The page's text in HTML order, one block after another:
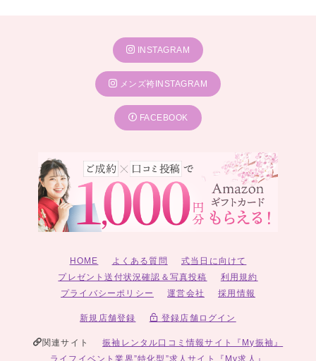
INSTAGRAM
メンズ袴INSTAGRAM
FACEBOOK
HOME よくある質問
式当日に向けて
プレゼント送付状況確認＆写真投稿
利用規約
プライバシーポリシー
運営会社 採用情報
新規店舗登録 登録店舗ログイン
関連サイト
振袖レンタル口コミ情報サイト『My振袖』
ライフイベント業界”特化型”求人サイト『My求人』